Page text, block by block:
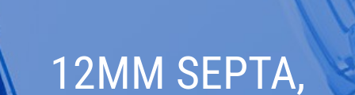
12MM SEPTA,